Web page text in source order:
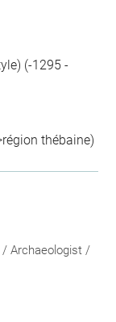
(-1295 -
thébaine)
Archaeologist /